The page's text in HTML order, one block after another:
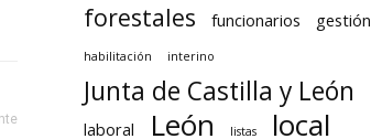
forestales funcionarios gestión
habilitación interino
Junta de Castilla y León
laboral León listas local